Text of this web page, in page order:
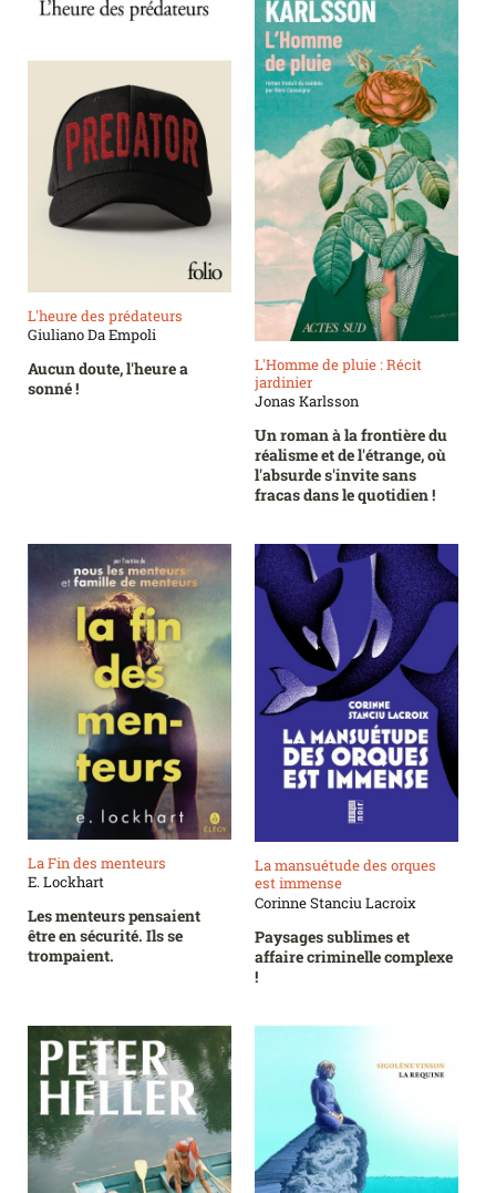
L'heure des prédateurs
Giuliano Da Empoli
Aucun doute, l'heure a
sonné !
L'Homme de pluie : Récit
jardinier
Jonas Karlsson
Un roman à la frontière du
réalisme et de l'étrange, où
l'absurde s'invite sans
fracas dans le quotidien !
La Fin des menteurs
E. Lockhart
Les menteurs pensaient
être en sécurité. Ils se
trompaient.
La mansuétude des orques
est immense
Corinne Stanciu Lacroix
Paysages sublimes et
affaire criminelle complexe
!